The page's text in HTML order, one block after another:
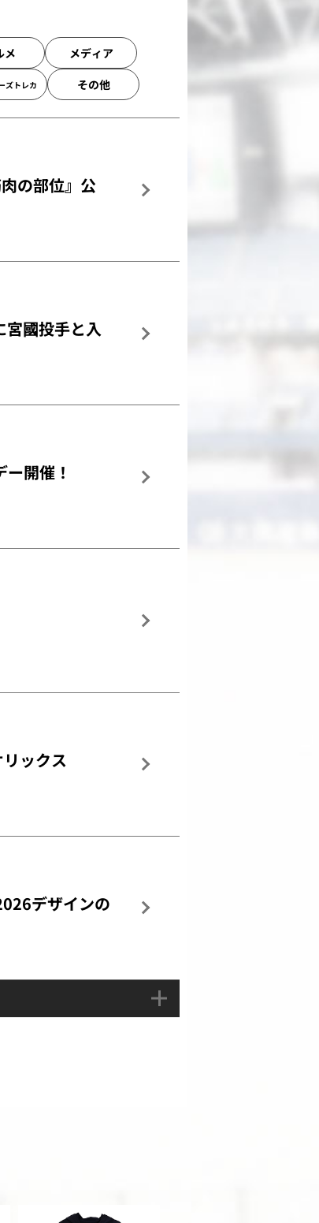
メ
メディア
ズトレカ その他
の部位』公
宮國投手と入
開催！
ックス
デザインの